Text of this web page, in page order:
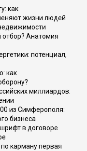
как
жизни людей
Анатомия
потенциал,
как
миллиардов:
из Симферополя:
бизнеса
в договоре
карману первая